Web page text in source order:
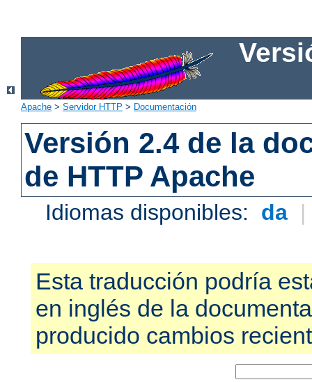
Apache > Servidor HTTP > Documentación
Versión 2.4 de la
de HTTP Apache
Idiomas disponibles: da |
Esta traducción podría
en inglés de la
producido cambios